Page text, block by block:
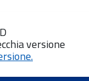
versione